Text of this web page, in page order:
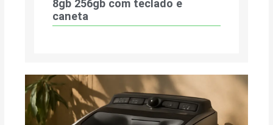
8gb 256gb com teclado e
caneta